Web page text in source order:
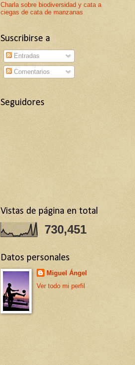
Charla sobre biodiversidad y cata a
ciegas de cata de manzanas
Suscribirse a
Entradas
Comentarios
Seguidores
Vistas de página en total
730,451
Datos personales
Miguel Ángel
Ver todo mi perfil